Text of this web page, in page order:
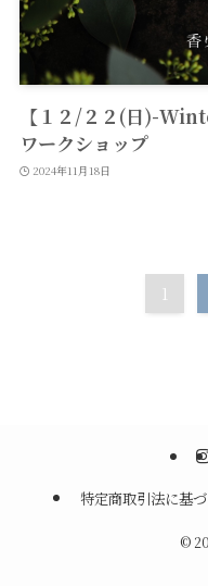
【１２/２２(日)-
ワークショップ
2024年11月18日
1
特定商取引法に基
©